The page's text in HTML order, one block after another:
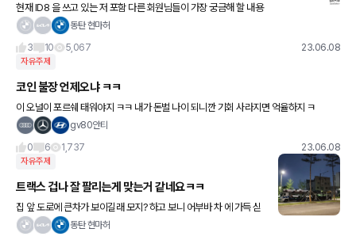
현재 ID8 을 쓰고 있는 저 포함 다른 회원님들이 가장 궁금해 할 내용
이지 않을까 하여 열심히 구글링 해보고 BMW BLOG 에서 찾은 결동탄 현마허
3
10 5,067 23.06.08
자유주제
코인 불장 언제오냐 ㅋㅋ
이 오널이 포르쉐 태워야지 ㅋㅋ 내가 돈벌 나이 되니깐 기회 사라지면 억율하지 ㅋ
gv80안티
0
6 1,737 23.06.08
자유주제
트랙스 겁나 잘 팔리는게 맞는거 같네요ㅋㅋ
집 앞 도로에 큰차가 보이길래 모지? 하고 보니 어부바 차 에 가득 싣
은 모습을 봤습니다ㅋㅋㅋ
동탄 현마허